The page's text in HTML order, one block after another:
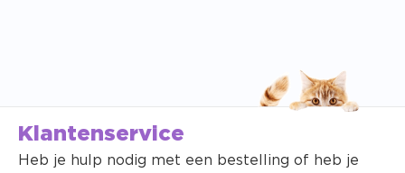
Klantenservice
Heb je hulp nodig met een bestelling of heb je